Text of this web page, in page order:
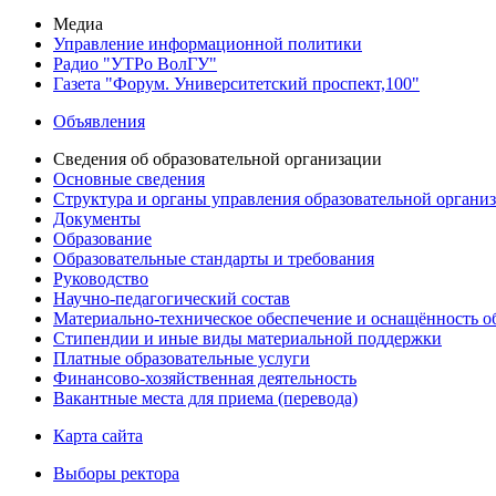
Медиа
Управление информационной политики
Радио "УТРо ВолГУ"
Газета "Форум. Университетский проспект,100"
Объявления
Сведения об образовательной организации
Основные сведения
Структура и органы управления образовательной
Документы
Образование
Образовательные стандарты и требования
Руководство
Научно-педагогический состав
Материально-техническое обеспечение и оснащённость
Стипендии и иные виды материальной поддержки
Платные образовательные услуги
Финансово-хозяйственная деятельность
Вакантные места для приема (перевода)
Карта сайта
Выборы ректора